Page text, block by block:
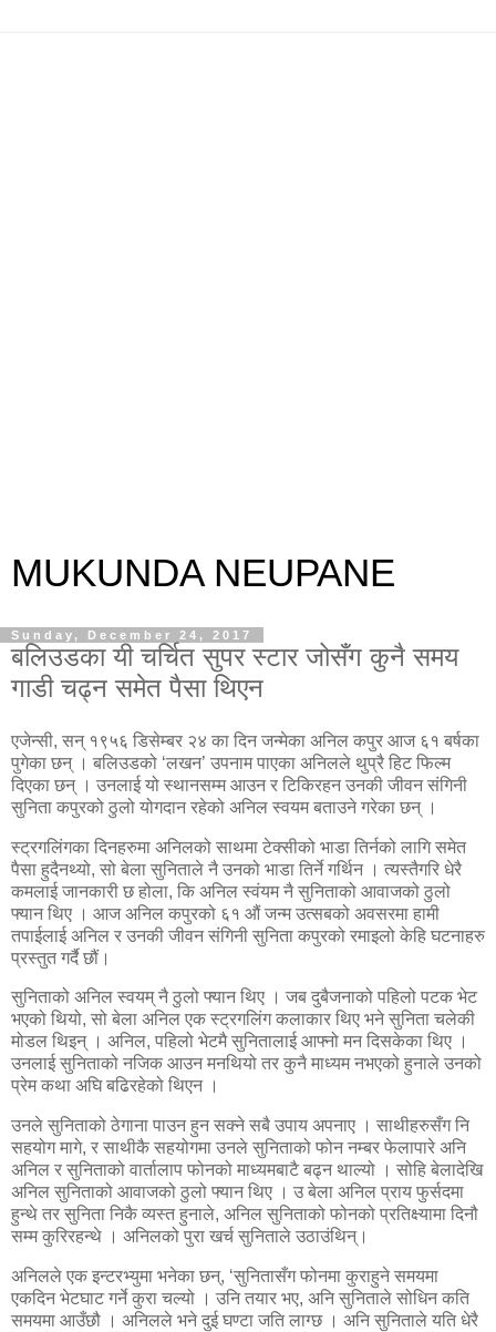
MUKUNDA NEUPANE
Sunday, December 24, 2017
बलिउडका यी चर्चित सुपर स्टार जोसँग कुनै समय
गाडी चढ्न समेत पैसा थिएन
एजेन्सी, सन् १९५६ डिसेम्बर २४ का दिन जन्मेका अनिल कपुर आज ६१ बर्षका
पुगेका छन् । बलिउडको ‘लखन’ उपनाम पाएका अनिलले थुप्रै हिट फिल्म
दिएका छन् । उनलाई यो स्थानसम्म आउन र टिकिरहन उनकी जीवन संगिनी
सुनिता कपुरको ठुलो योगदान रहेको अनिल स्वयम बताउने गरेका छन् ।
स्ट्रगलिंगका दिनहरुमा अनिलको साथमा टेक्सीको भाडा तिर्नको लागि समेत
पैसा हुदैनथ्यो, सो बेला सुनिताले नै उनको भाडा तिर्ने गर्थिन । त्यस्तैगरि धेरै
कमलाई जानकारी छ होला, कि अनिल स्वंयम नै सुनिताको आवाजको ठुलो
फ्यान थिए । आज अनिल कपुरको ६१ औं जन्म उत्सबको अवसरमा हामी
तपाईलाई अनिल र उनकी जीवन संगिनी सुनिता कपुरको रमाइलो केहि घटनाहरु
प्रस्तुत गर्दै छौं।
सुनिताको अनिल स्वयम् नै ठुलो फ्यान थिए । जब दुबैजनाको पहिलो पटक भेट
भएको थियो, सो बेला अनिल एक स्ट्रगलिंग कलाकार थिए भने सुनिता चलेकी
मोडल थिइन् । अनिल, पहिलो भेटमै सुनितालाई आफ्नो मन दिसकेका थिए ।
उनलाई सुनिताको नजिक आउन मनथियो तर कुनै माध्यम नभएको हुनाले उनको
प्रेम कथा अघि बढिरहेको थिएन ।
उनले सुनिताको ठेगाना पाउन हुन सक्ने सबै उपाय अपनाए । साथीहरुसँग नि
सहयोग मागे, र साथीकै सहयोगमा उनले सुनिताको फोन नम्बर फेलापारे अनि
अनिल र सुनिताको वार्तालाप फोनको माध्यमबाटै बढ्न थाल्यो । सोहि बेलादेखि
अनिल सुनिताको आवाजको ठुलो फ्यान थिए । उ बेला अनिल प्राय फुर्सदमा
हुन्थे तर सुनिता निकै व्यस्त हुनाले, अनिल सुनिताको फोनको प्रतिक्ष्यामा दिनौ
सम्म कुरिरहन्थे । अनिलको पुरा खर्च सुनिताले उठाउंथिन्।
अनिलले एक इन्टरभ्युमा भनेका छन्, ‘सुनितासँग फोनमा कुराहुने समयमा
एकदिन भेटघाट गर्ने कुरा चल्यो । उनि तयार भए, अनि सुनिताले सोधिन कति
समयमा आउँछौ । अनिलले भने दुई घण्टा जति लाग्छ । अनि सुनिताले यति धेरै